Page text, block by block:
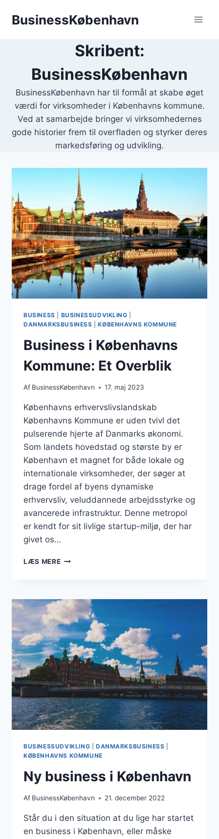
BusinessKøbenhavn
Skribent:
BusinessKøbenhavn
BusinessKøbenhavn har til formål at skabe øget
værdi for virksomheder i Københavns kommune.
Ved at samarbejde bringer vi virksomhedernes
gode historier frem til overfladen og styrker deres
markedsføring og udvikling.
BUSINESS BUSINESSUDVIKLING
DANMARKSBUSINESS |KØBENHAVNS KOMMUNE
Business i Københavns
Kommune: Et Overblik
Af BusinessKøbenhavn 17. maj 2023
Københavns erhvervslivslandskab
Københavns Kommune er uden tvivl det
pulserende hjerte af Danmarks økonomi.
Som landets hovedstad og største by er
København et magnet for både lokale og
internationale virksomheder, der søger at
drage fordel af byens dynamiske
erhvervsliv, veluddannede arbejdsstyrke og
avancerede infrastruktur. Denne metropol
er kendt for sit livlige startup-miljø, der har
givet os…
LÆS MEREBUSINESS
ET
OVERBLIK
BUSINESSUDVIKLING DANMARKSBUSINESS
KØBENHAVNS KOMMUNE
Ny business i København
Af BusinessKøbenhavn 21. december 2022
Står du i den situation at du lige har startet
en business i København, eller måske